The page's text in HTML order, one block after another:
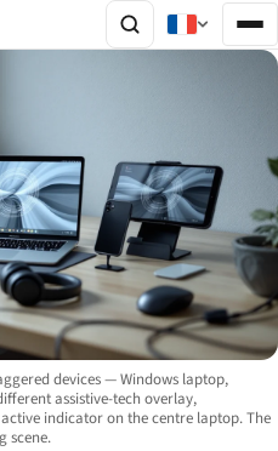
devices — Windows laptop,
assistive-tech overlay,
indicator on the centre laptop. The
scene.